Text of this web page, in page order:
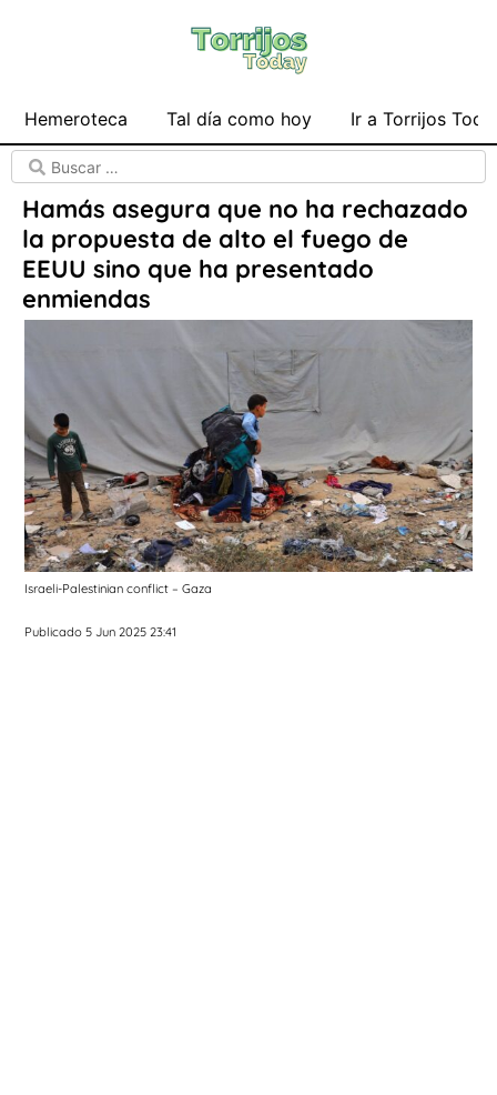
Hemeroteca Tal día como hoy Ir a Torrijos
Hamás asegura que no ha rechazado
la propuesta de alto el fuego de
EEUU sino que ha presentado
enmiendas
Israeli-Palestinian conflict – Gaza
Publicado 5 Jun 2025 23:41